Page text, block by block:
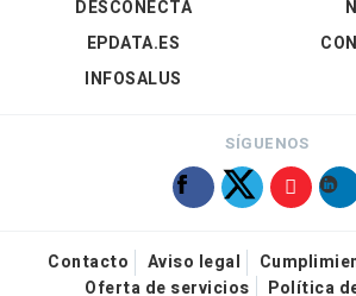
DESCONECTA
EPDATA.ES
INFOSALUS
SÍGUENOS
Contacto Aviso legal
Oferta de servicios
Política